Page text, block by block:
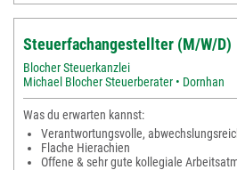
Steuerfachangestellter (M/W/D)
Blocher Steuerkanzlei
Michael Blocher Steuerberater • Dornhan
Was du erwarten kannst:
Verantwortungsvolle,
Flache Hierachien
Offene & sehr gute kollegiale